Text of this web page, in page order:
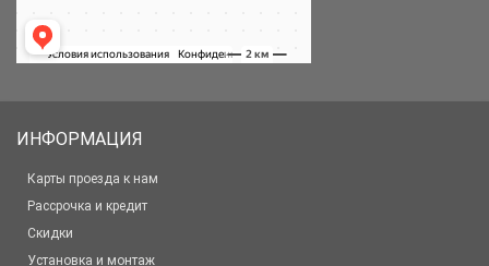
ИНФОРМАЦИЯ
Карты проезда к нам
Рассрочка и кредит
Скидки
Установка и монтаж